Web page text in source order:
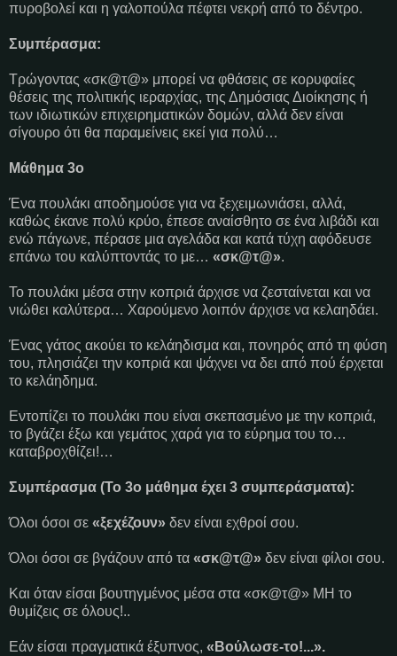
πυροβολεί και η γαλοπούλα πέφτει νεκρή από το δέντρο.
Συμπέρασμα:
Τρώγοντας «σκ@τ@» μπορεί να φθάσεις σε κορυφαίες
θέσεις της πολιτικής ιεραρχίας, της Δημόσιας Διοίκησης ή
των ιδιωτικών επιχειρηματικών δομών, αλλά δεν είναι
σίγουρο ότι θα παραμείνεις εκεί για πολύ…
Μάθημα 3ο
Ένα πουλάκι αποδημούσε για να ξεχειμωνιάσει, αλλά,
καθώς έκανε πολύ κρύο, έπεσε αναίσθητο σε ένα λιβάδι και
ενώ πάγωνε, πέρασε μια αγελάδα και κατά τύχη αφόδευσε
επάνω του καλύπτοντάς το με… «σκ@τ@».
Το πουλάκι μέσα στην κοπριά άρχισε να ζεσταίνεται και να
νιώθει καλύτερα… Χαρούμενο λοιπόν άρχισε να κελαηδάει.
Ένας γάτος ακούει το κελάηδισμα και, πονηρός από τη φύση
του, πλησιάζει την κοπριά και ψάχνει να δει από πού έρχεται
το κελάηδημα.
Εντοπίζει το πουλάκι που είναι σκεπασμένο με την κοπριά,
το βγάζει έξω και γεμάτος χαρά για το εύρημα του το…
καταβροχθίζει!…
Συμπέρασμα (Το 3ο μάθημα έχει 3 συμπεράσματα):
Όλοι όσοι σε «ξεχέζουν» δεν είναι εχθροί σου.
Όλοι όσοι σε βγάζουν από τα «σκ@τ@» δεν είναι φίλοι σου.
Και όταν είσαι βουτηγμένος μέσα στα «σκ@τ@» ΜΗ το
θυμίζεις σε όλους!..
Εάν είσαι πραγματικά έξυπνος, «Βούλωσε-το!...».